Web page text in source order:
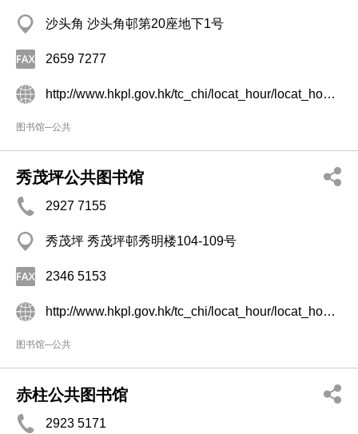
沙头角 沙头角邨第20座地下1号
2659 7277
http://www.hkpl.gov.hk/tc_chi/locat_hour/locat_hour_ll/locat_hour_ll_ntr/library_42.html
图书馆─公共
秀茂坪公共图书馆
2927 7155
秀茂坪 秀茂坪邨秀明楼104-109号
2346 5153
http://www.hkpl.gov.hk/tc_chi/locat_hour/locat_hour_ll/locat_hour_ll_kr/library_41.html
图书馆─公共
赤柱公共图书馆
2923 5171